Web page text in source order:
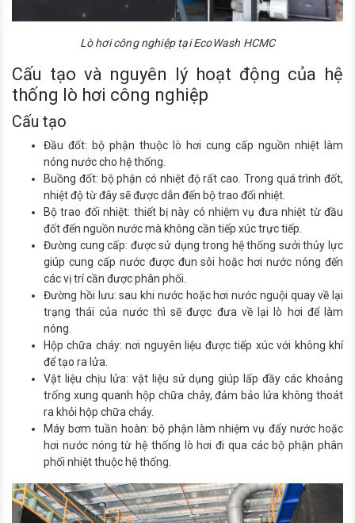
Lò hơi công nghiệp tại EcoWash HCMC
Cấu tạo và nguyên lý hoạt động của hệ
thống lò hơi công nghiệp
Cấu tạo
Đầu đốt: bộ phận thuộc lò hơi cung cấp nguồn nhiệt làm
nóng nước cho hệ thống.
Buồng đốt: bộ phận có nhiệt độ rất cao. Trong quá trình đốt,
nhiệt độ từ đây sẽ được dẫn đến bộ trao đổi nhiệt.
Bộ trao đổi nhiệt: thiết bị này có nhiệm vụ đưa nhiệt từ đầu
đốt đến nguồn nước mà không cần tiếp xúc trực tiếp.
Đường cung cấp: được sử dụng trong hệ thống sưởi thủy lực
giúp cung cấp nước được đun sôi hoặc hơi nước nóng đến
các vị trí cần được phân phối.
Đường hồi lưu: sau khi nước hoặc hơi nước nguội quay về lại
trạng thái của nước thì sẽ được đưa về lại lò hơi để làm
nóng.
Hộp chữa cháy: nơi nguyên liệu được tiếp xúc với không khí
để tạo ra lửa.
Vật liệu chịu lửa: vật liệu sử dụng giúp lấp đầy các khoảng
trống xung quanh hộp chữa cháy, đảm bảo lửa không thoát
ra khỏi hộp chữa cháy.
Máy bơm tuần hoàn: bộ phận làm nhiệm vụ đẩy nước hoặc
hơi nước nóng từ hệ thống lò hơi đi qua các bộ phận phân
phối nhiệt thuộc hệ thống.